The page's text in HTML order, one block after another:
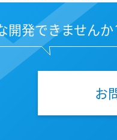
開発できませんか
お